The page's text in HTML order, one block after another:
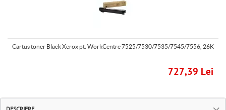
Cartus toner Black Xerox pt. WorkCentre 7525/7530/7535/7545/7556, 26K
727,39 Lei